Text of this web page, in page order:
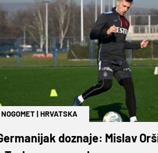
NOGOMET|HRVATSKA
doznaje: Mislav